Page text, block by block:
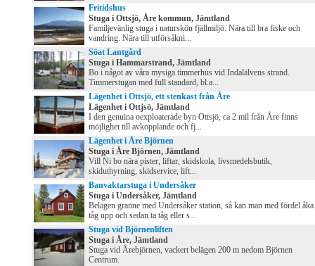
Fritidshus
Stuga i Ottsjö, Åre kommun, Jämtland
Familjevänlig stuga i naturskön fjällmiljö. Nära till bra fiske och
vandring. Nära till utförsåkni...
Söat Lantgård
Stuga i Hammarstrand, Jämtland
Bo i något av våra mysiga timmerhus vid Indalälvens strand.
Timmerstugan med full standard, bl.a...
Lägenhet i Ottsjö, ett stenkast från Åre
Lägenhet i Ottjsö, Jämtland
I den genuina oexploaterade byn Ottsjö, ca 2 mil från Åre finns
möjlighet till avkopplande och fj...
Lägenhet i Åre Björnen
Stuga i Åre Björnen, Jämtland
Vill Ni bo nära pister, liftar, skidskola, livsmedelsbutik,
skiduthyrning, skidservice, lift...
Banvaktarstuga i Undersåker
Stuga i Undersåker, Jämtland
Belägen granne med Undersåker station, så kan man med fördel åka
tåg upp och sedan ta tåg eller s...
Stuga vid Björnenliften
Stuga i Åre, Jämtland
Stuga vid Årebjörnen, vackert belägen 200 m nedom Björnen
Centrum.